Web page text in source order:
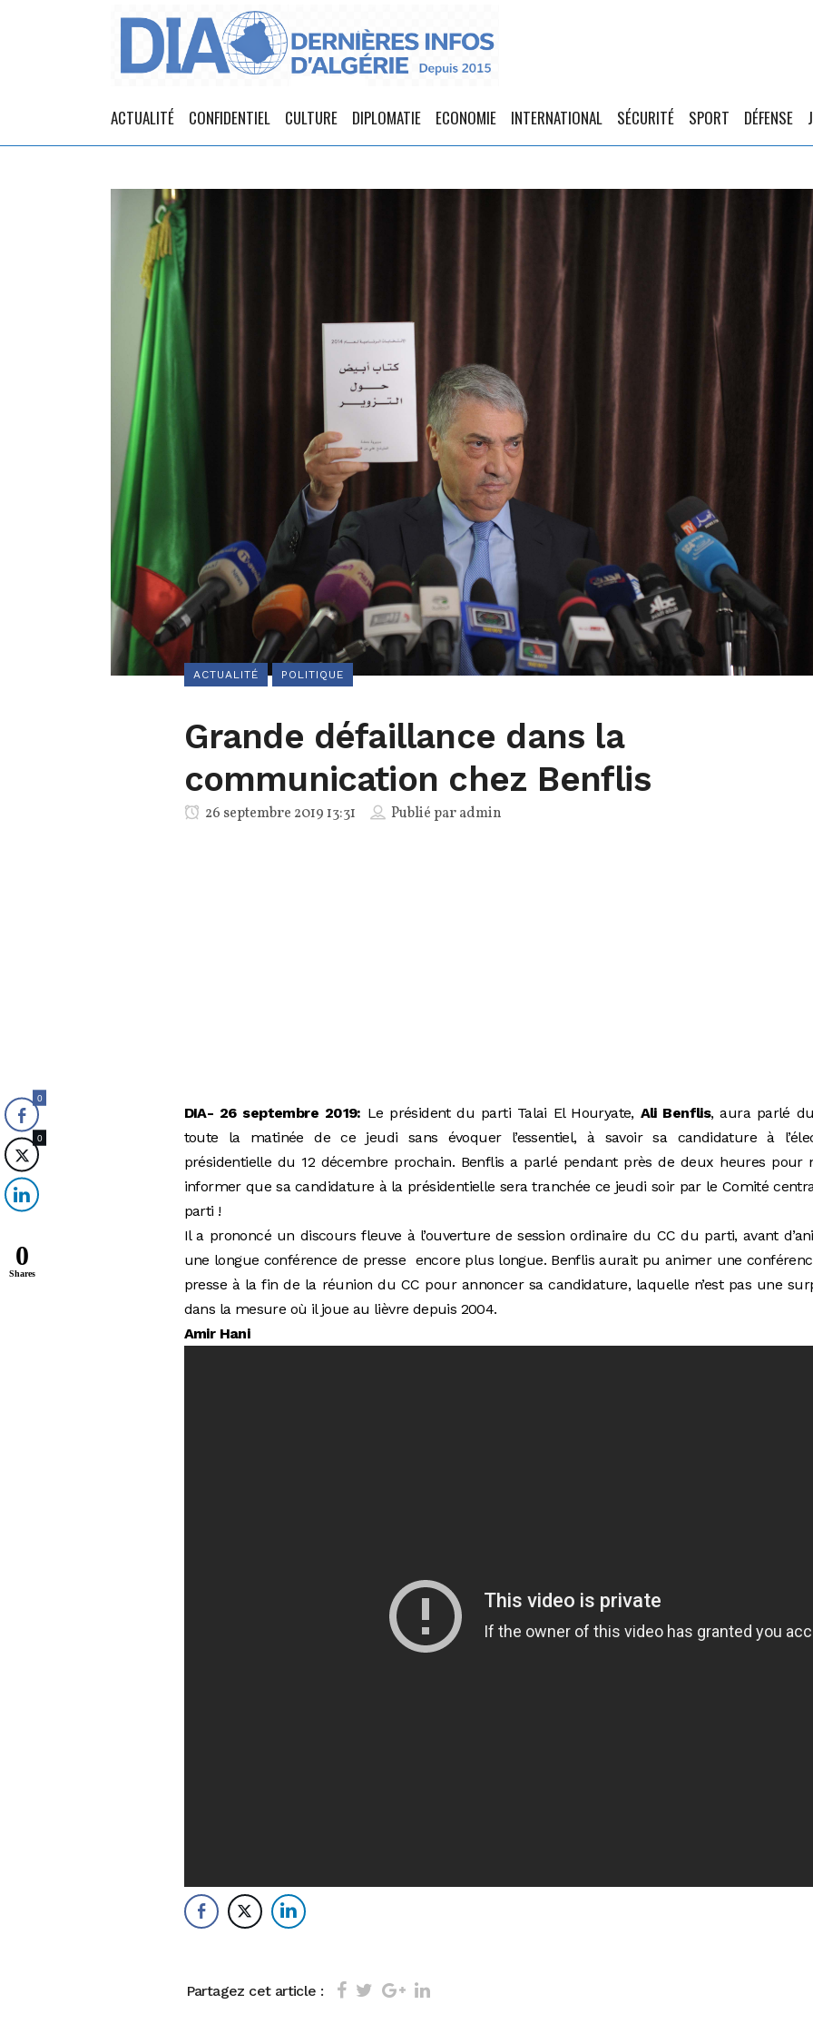
ACTUALITÉ CONFIDENTIEL CULTURE DIPLOMATIE ECONOMIE INTERNATIONAL SÉCURITÉ SPORT DÉFENSE
ACTUALITÉ POLITIQUE
Grande défaillance dans la
communication chez Benflis
26 septembre 2019 13:31 Publié paradmin
DIA- 26 septembre 2019: Le président du parti Talai El Houryate, Ali Benflis, aura parlé
toute la matinée de ce jeudi sans évoquer l’essentiel, à savoir sa candidature à
présidentielle du 12 décembre prochain. Benflis a parlé pendant près de deux heures pour
informer que sa candidature à la présidentielle sera tranchée ce jeudi soir par le Comité
parti !
Il a prononcé un discours fleuve à l’ouverture de session ordinaire du CC du parti, avant
une longue conférence de presse encore plus longue. Benflis aurait pu animer une
presse à la fin de la réunion du CC pour annoncer sa candidature, laquelle n’est pas une
dans la mesure où il joue au lièvre depuis 2004.
Amir Hani
Partagez cet article :
0
0
0
Shares